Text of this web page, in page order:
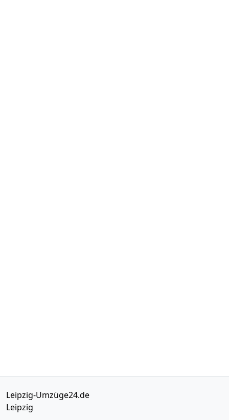
Leipzig-Umzüge24.de
Leipzig